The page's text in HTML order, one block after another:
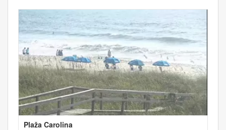
Plaža Carolina